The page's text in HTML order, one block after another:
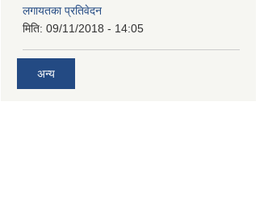
लगायतका प्रतिवेदन
मिति: 09/11/2018 - 14:05
अन्य